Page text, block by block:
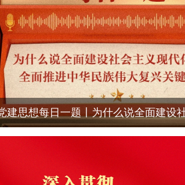
务处分法中的“主动上交或者退赔违法